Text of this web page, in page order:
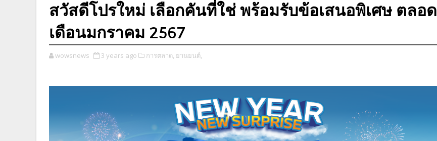
สวัสดีโปรใหม่ เลือกคันที่ใช่ พร้อมรับข้อเสนอพิเศษ ตลอด
เดือนมกราคม 2567
wowsnews 3 years ago การตลาด, ยานยนต์,